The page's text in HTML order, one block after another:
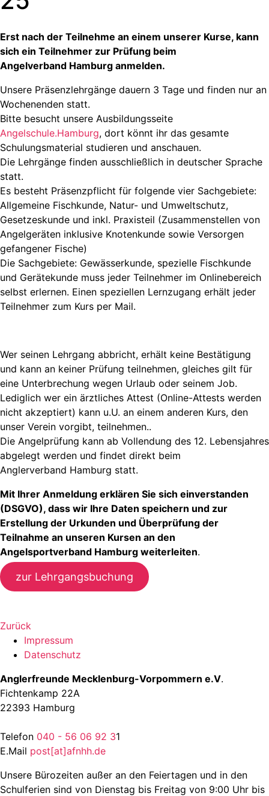
Erst nach der Teilnehme an einem unserer Kurse, kann
sich ein Teilnehmer zur Prüfung beim
Angelverband Hamburg anmelden.
Unsere Präsenzlehrgänge dauern 3 Tage und finden nur an
Wochenenden statt.
Bitte besucht unsere Ausbildungsseite
Angelschule.Hamburg, dort könnt ihr das gesamte
Schulungsmaterial studieren und anschauen.
Die Lehrgänge finden ausschließlich in deutscher Sprache
statt.
Es besteht Präsenzpflicht für folgende vier Sachgebiete:
Allgemeine Fischkunde, Natur- und Umweltschutz,
Gesetzeskunde und inkl. Praxisteil (Zusammenstellen von
Angelgeräten inklusive Knotenkunde sowie Versorgen
gefangener Fische)
Die Sachgebiete: Gewässerkunde, spezielle Fischkunde
und Gerätekunde muss jeder Teilnehmer im Onlinebereich
selbst erlernen. Einen speziellen Lernzugang erhält jeder
Teilnehmer zum Kurs per Mail.
Wer seinen Lehrgang abbricht, erhält keine Bestätigung
und kann an keiner Prüfung teilnehmen, gleiches gilt für
eine Unterbrechung wegen Urlaub oder seinem Job.
Lediglich wer ein ärztliches Attest (Online-Attests werden
nicht akzeptiert) kann u.U. an einem anderen Kurs, den
unser Verein vorgibt, teilnehmen..
Die Angelprüfung kann ab Vollendung des 12. Lebensjahres
abgelegt werden und findet direkt beim
Anglerverband Hamburg statt.
Mit Ihrer Anmeldung erklären Sie sich einverstanden
(DSGVO), dass wir Ihre Daten speichern und zur
Erstellung der Urkunden und Überprüfung der
Teilnahme an unseren Kursen an den
Angelsportverband Hamburg weiterleiten.
zur Lehrgangsbuchung
Zurück
Impressum
Datenschutz
Anglerfreunde Mecklenburg-Vorpommern e.V.
Fichtenkamp 22A
22393 Hamburg
Telefon 040 - 56 06 92 31
E.Mail post[at]afnhh.de
Unsere Bürozeiten außer an den Feiertagen und in den
Schulferien sind von Dienstag bis Freitag von 9:00 Uhr bis